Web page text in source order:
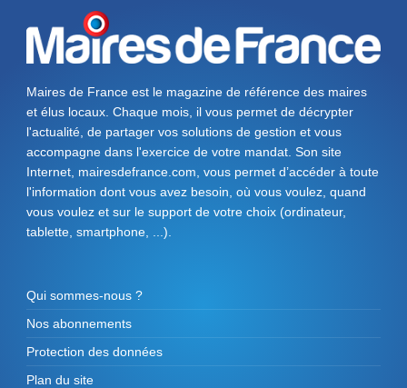
Maires de France est le magazine de référence des maires
et élus locaux. Chaque mois, il vous permet de décrypter
l'actualité, de partager vos solutions de gestion et vous
accompagne dans l'exercice de votre mandat. Son site
Internet, mairesdefrance.com, vous permet d’accéder à toute
l'information dont vous avez besoin, où vous voulez, quand
vous voulez et sur le support de votre choix (ordinateur,
tablette, smartphone, ...).
Qui sommes-nous ?
Nos abonnements
Protection des données
Plan du site